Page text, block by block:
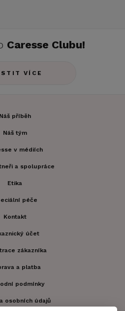
Caresse Clubu!
VÍCE
Náš příběh
Náš tým
v médiích
a spolupráce
Etika
péče
Kontakt
účet
zákazníka
a platba
podmínky
osobních údajů